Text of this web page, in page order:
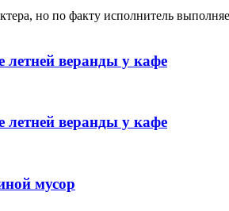
но по факту исполнитель
веранды у кафе
веранды у кафе
мусор